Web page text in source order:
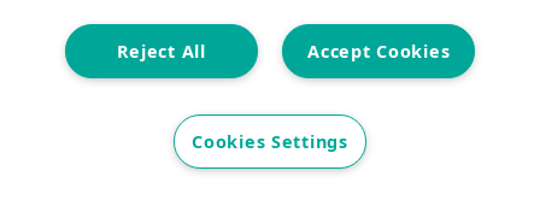
Síguenos
hola@vivegreen.com
Accept Cookies
Reject All
Cookies Settings